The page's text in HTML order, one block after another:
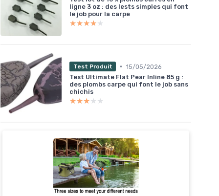
ligne 3 oz : des lests simples qui font
le job pour la carpe
★★★★★
★★★★★
Test Produit • 15/05/2026
Test Ultimate Flat Pear Inline 85 g :
des plombs carpe qui font le job sans
chichis
★★★★★
★★★★★